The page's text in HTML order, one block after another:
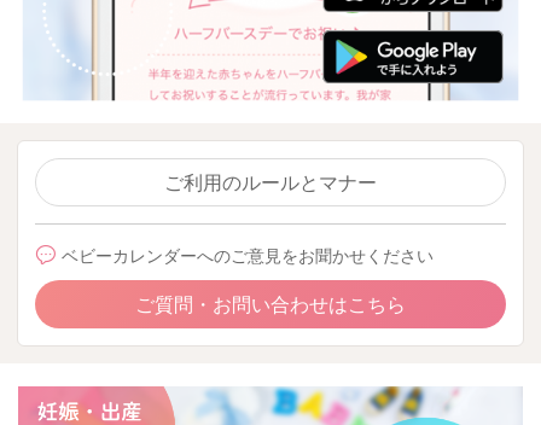
ご利用のルールとマナー
ベビーカレンダーへのご意見をお聞かせください
ご質問・お問い合わせはこちら